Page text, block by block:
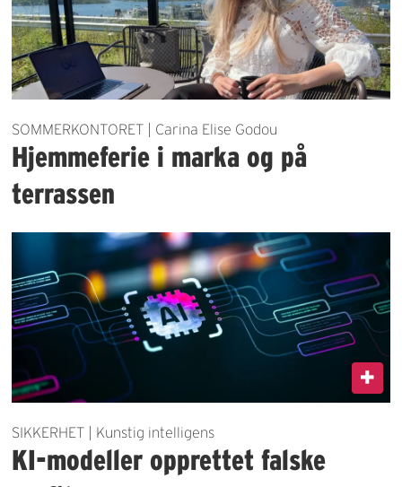
SOMMERKONTORET | Carina Elise Godou
Hjemmeferie i marka og på
terrassen
SIKKERHET | Kunstig intelligens
KI-modeller opprettet falske